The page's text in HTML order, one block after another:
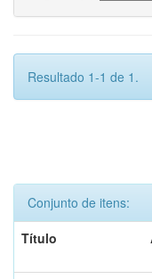
Resultado 1-1 de 1.
Conjunto de itens:
Título